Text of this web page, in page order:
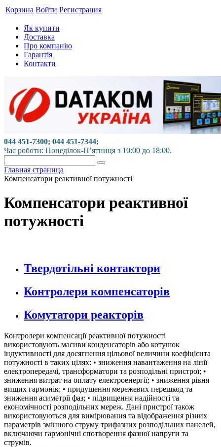
Корзина Войти Регистрация
Як купити
Доставка
Про компанію
Гарантія
Контакти
044 451-7300; 044 451-7344;
Час роботи: Понеділок-П’ятниця з 10:00 до 18:00.
Главная страница
Компенсатори реактивної потужності
Компенсатори реактивної
потужності
Твердотільні контактори
Контролери компенсаторів
Комутатори реакторів
Контролери компенсації реактивної потужності
використовують масиви конденсаторів або котушок
індуктивності для досягнення цільової величини коефіцієнта
потужності в таких цілях: • зниження навантаження на лінії
електропередачі, трансформатори та розподільні пристрої; •
зниження витрат на оплату електроенергії; • зниження рівня
вищих гармонік; • придушення мережевих перешкод та
зниження асиметрії фаз; • підвищення надійності та
економічності розподільних мереж. Дані пристрої також
використовуються для вимірювання та відображення різних
параметрів змінного струму трифазних розподільних панелей,
включаючи гармонічні спотворення фазної напруги та
струмів.